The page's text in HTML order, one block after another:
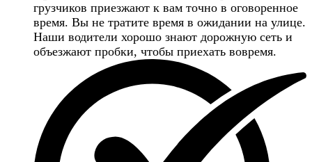
грузчиков приезжают к вам точно в оговоренное
время. Вы не тратите время в ожидании на улице.
Наши водители хорошо знают дорожную сеть и
объезжают пробки, чтобы приехать вовремя.